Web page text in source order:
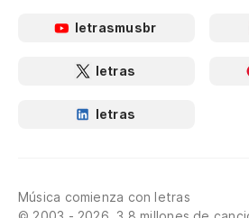
letrasmusbr
letras
letras
Música comienza con letras